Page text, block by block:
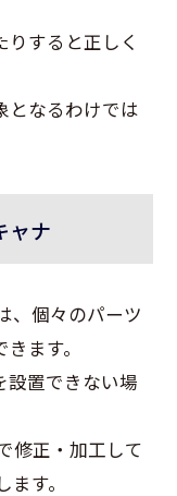
すると正しく
となるわけでは
ャナ
、個々のパーツ
ます。
設置できない場
修正・加工して
す。